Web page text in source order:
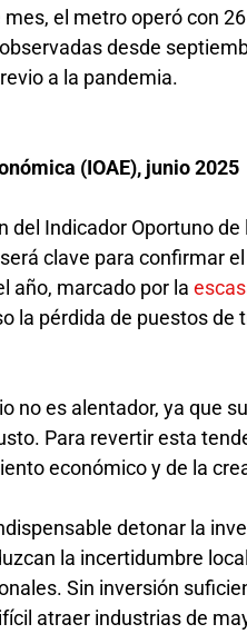
el metro operó con
desde
a la pandemia.
(IOAE), junio 2025
Indicador Oportuno
clave para confirmar
año, marcado por la
la pérdida de puestos
no es alentador, ya que
Para revertir esta
económico y de la
detonar la
la incertidumbre
Sin inversión
atraer industrias de